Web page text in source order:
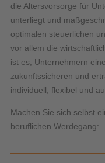
die Altersvorsorge für
unterliegt und
optimalen steuerlichen
vor allem die
ist es, Unternehmern
zukunftssicheren und
individuell, flexibel und
Machen Sie sich selbst
beruflichen Werdegang: